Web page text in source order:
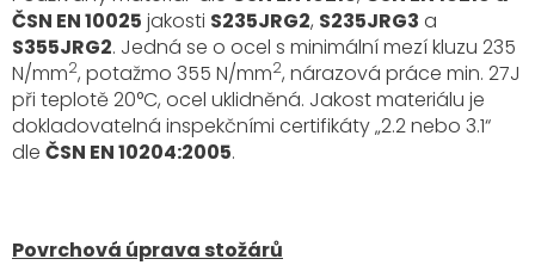
ČSN EN 10025 jakosti S235JRG2, S235JRG3 a
S355JRG2. Jedná se o ocel s minimální mezí kluzu 235
N/mm2, potažmo 355 N/mm2, nárazová práce min. 27J
při teplotě 20°C, ocel uklidněná. Jakost materiálu je
dokladovatelná inspekčními certifikáty „2.2 nebo 3.1“
dle ČSN EN 10204:2005.
Povrchová úprava stožárů